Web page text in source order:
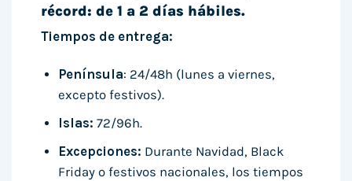
récord: de 1 a 2 días hábiles.
Tiempos de entrega:
Península: 24/48h (lunes a viernes,
excepto festivos).
Islas: 72/96h.
Excepciones: Durante Navidad, Black
Friday o festivos nacionales, los tiempos